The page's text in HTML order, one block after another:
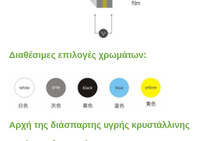
Διαθέσιμες επιλογές χρωμάτων:
Αρχή της διάσπαρτης υγρής κρυστάλλινης